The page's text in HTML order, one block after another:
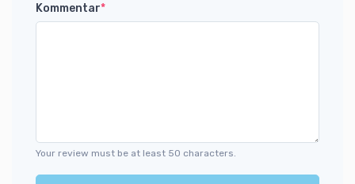
Kommentar*
Your review must be at least 50 characters.